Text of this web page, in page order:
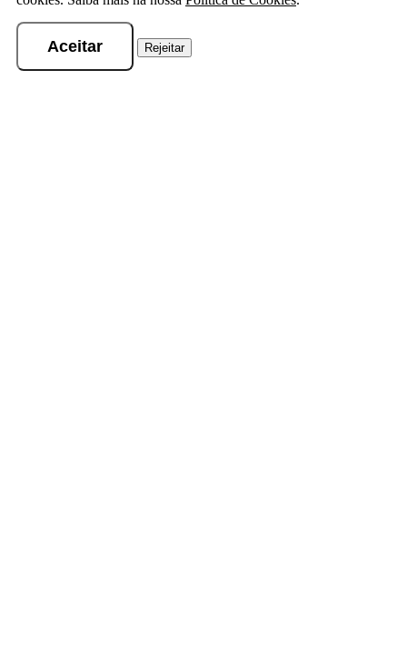
Aceitar Rejeitar